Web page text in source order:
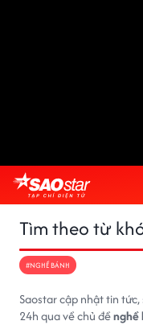
Tìm theo từ
#NGHỀ BÁNH
Saostar cập nhật tin
24h qua về chủ đềnghề